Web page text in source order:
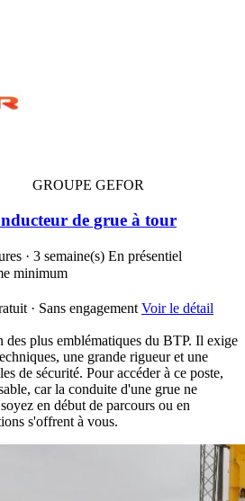
GROUPE GEFOR
de grue à tour
· 3 semaine(s) En présentiel
minimum
· Sans engagement Voir le détail
des plus emblématiques du BTP. Il exige
une grande rigueur et une
de sécurité. Pour accéder à ce poste,
car la conduite d'une grue ne
en début de parcours ou en
s'offrent à vous.